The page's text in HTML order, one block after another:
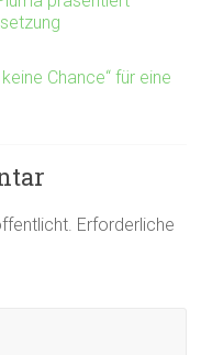
Chance“ für eine
Erforderliche